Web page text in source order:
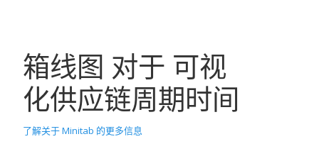
箱线图 对于 可视
化供应链周期时间
了解关于 Minitab 的更多信息